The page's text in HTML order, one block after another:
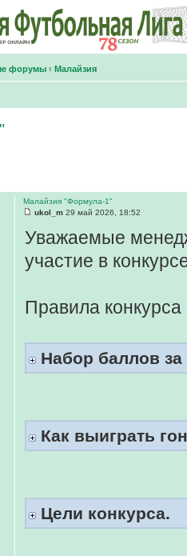
форумы ‹ Малайзия
Малайзия "Формула-1"
ukol_m 29 май 2026, 18:52
Уважаемые
участие в
Правила конкурса
Набор баллов за
Как выиграть
Цели конкурса.